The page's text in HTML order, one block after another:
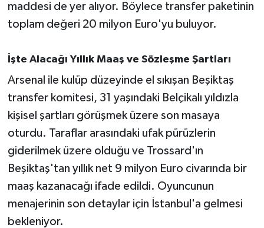
maddesi de yer alıyor. Böylece transfer paketinin
toplam değeri 20 milyon Euro'yu buluyor.
İşte Alacağı Yıllık Maaş ve Sözleşme Şartları
Arsenal ile kulüp düzeyinde el sıkışan Beşiktaş
transfer komitesi, 31 yaşındaki Belçikalı yıldızla
kişisel şartları görüşmek üzere son masaya
oturdu. Taraflar arasındaki ufak pürüzlerin
giderilmek üzere olduğu ve Trossard'ın
Beşiktaş'tan yıllık net 9 milyon Euro civarında bir
maaş kazanacağı ifade edildi. Oyuncunun
menajerinin son detaylar için İstanbul'a gelmesi
bekleniyor.
SÜRMANŞET
TARİHTE BUGÜN
TEKNOLOJİ
TÜRKİYE
VİZYONDAKİLER